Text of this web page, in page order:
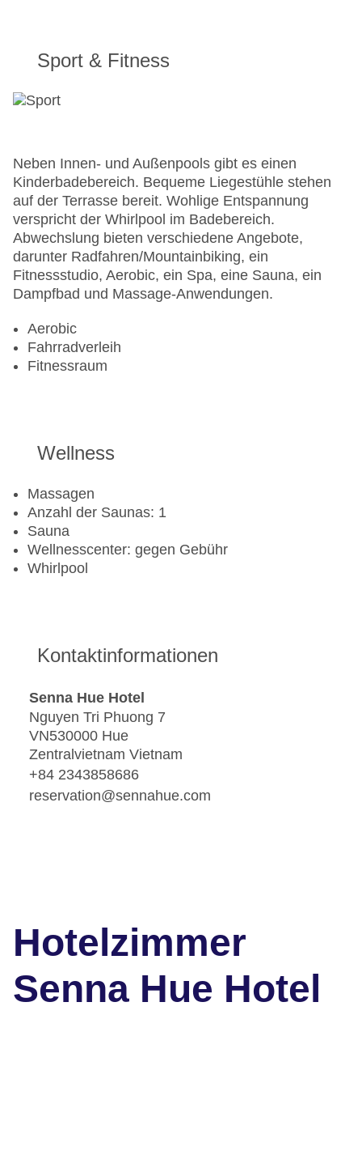
Sport & Fitness
Neben Innen- und Außenpools gibt es einen
Kinderbadebereich. Bequeme Liegestühle stehen
auf der Terrasse bereit. Wohlige Entspannung
verspricht der Whirlpool im Badebereich.
Abwechslung bieten verschiedene Angebote,
darunter Radfahren/Mountainbiking, ein
Fitnessstudio, Aerobic, ein Spa, eine Sauna, ein
Dampfbad und Massage-Anwendungen.
Aerobic
Fahrradverleih
Fitnessraum
Wellness
Massagen
Anzahl der Saunas: 1
Sauna
Wellnesscenter: gegen Gebühr
Whirlpool
Kontaktinformationen
Senna Hue Hotel
Nguyen Tri Phuong 7
VN530000 Hue
Zentralvietnam Vietnam
+84 2343858686
reservation@sennahue.com
Hotelzimmer
Senna Hue Hotel